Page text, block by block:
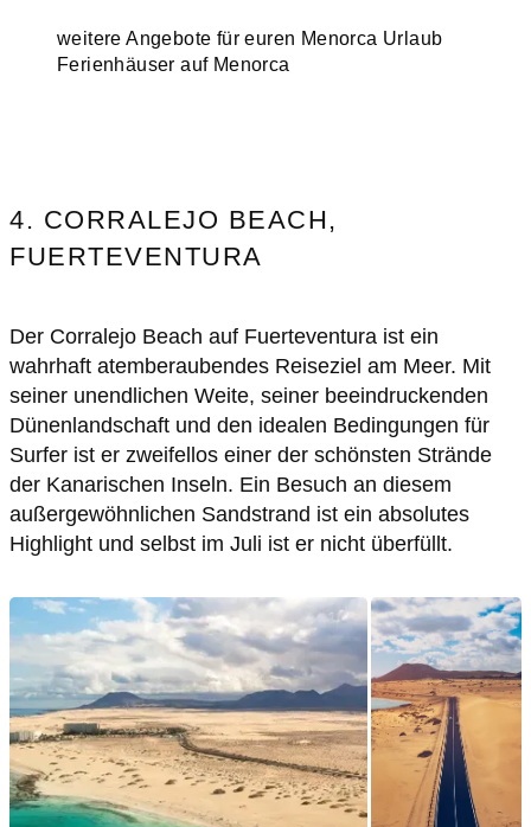
weitere Angebote für euren Menorca Urlaub
Ferienhäuser auf Menorca
4. CORRALEJO BEACH,
FUERTEVENTURA
Der Corralejo Beach auf Fuerteventura ist ein
wahrhaft atemberaubendes Reiseziel am Meer. Mit
seiner unendlichen Weite, seiner beeindruckenden
Dünenlandschaft und den idealen Bedingungen für
Surfer ist er zweifellos einer der schönsten Strände
der Kanarischen Inseln. Ein Besuch an diesem
außergewöhnlichen Sandstrand ist ein absolutes
Highlight und selbst im Juli ist er nicht überfüllt.